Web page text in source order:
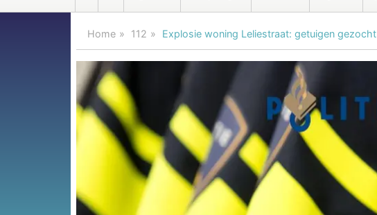
Home 112 Explosie woning Leliestraat: getuigen gezocht